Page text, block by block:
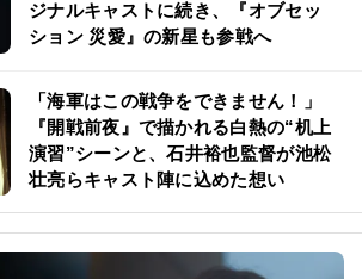
ジナルキャストに続き、『オブセッ
ション 災愛』の新星も参戦へ
「海軍はこの戦争をできません！」
『開戦前夜』で描かれる白熱の“机上
演習”シーンと、石井裕也監督が池松
壮亮らキャスト陣に込めた想い